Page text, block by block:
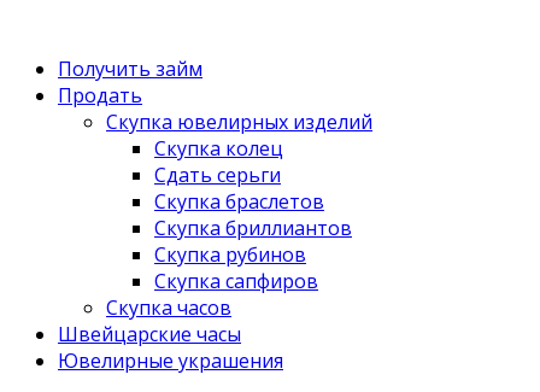
Получить займ
Продать
Скупка ювелирных изделий
Скупка колец
Сдать серьги
Скупка браслетов
Скупка бриллиантов
Скупка рубинов
Скупка сапфиров
Скупка часов
Швейцарские часы
Ювелирные украшения